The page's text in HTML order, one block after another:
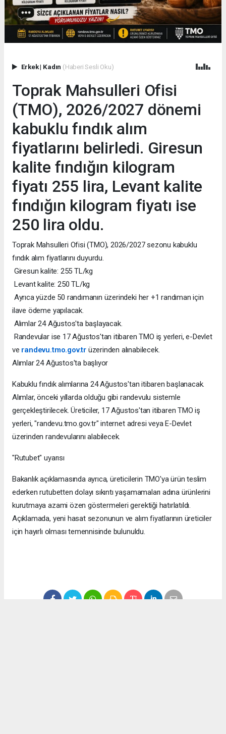
Erkek| Kadın (Haberi Sesli Oku)
Toprak Mahsulleri Ofisi
(TMO), 2026/2027 dönemi
kabuklu fındık alım
fiyatlarını belirledi. Giresun
kalite fındığın kilogram
fiyatı 255 lira, Levant kalite
fındığın kilogram fiyatı ise
250 lira oldu.
Toprak Mahsulleri Ofisi (TMO), 2026/2027 sezonu kabuklu
fındık alım fiyatlarını duyurdu.
Giresun kalite: 255 TL/kg
Levant kalite: 250 TL/kg
Ayrıca yüzde 50 randımanın üzerindeki her +1 randıman için
ilave ödeme yapılacak.
Alımlar 24 Ağustos'ta başlayacak.
Randevular ise 17 Ağustos'tan itibaren TMO iş yerleri, e-Devlet
ve randevu.tmo.gov.trüzerinden alınabilecek.
Alımlar 24 Ağustos'ta başlıyor
Kabuklu fındık alımlarına 24 Ağustos'tan itibaren başlanacak.
Alımlar, önceki yıllarda olduğu gibi randevulu sistemle
gerçekleştirilecek. Üreticiler, 17 Ağustos'tan itibaren TMO iş
yerleri, "randevu.tmo.gov.tr" internet adresi veya E-Devlet
üzerinden randevularını alabilecek.
"Rutubet" uyarısı
Bakanlık açıklamasında ayrıca, üreticilerin TMO'ya ürün teslim
ederken rutubetten dolayı sıkıntı yaşamamaları adına ürünlerini
kurutmaya azami özen göstermeleri gerektiği hatırlatıldı.
Açıklamada, yeni hasat sezonunun ve alım fiyatlarının üreticiler
için hayırlı olması temennisinde bulunuldu.